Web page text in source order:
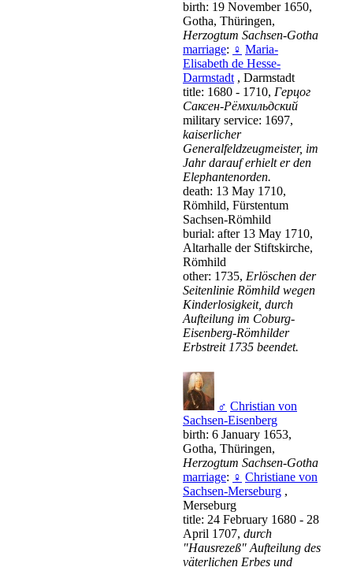
birth: 19 November 1650,
Gotha, Thüringen,
Herzogtum Sachsen-Gotha
marriage: ♀ Maria-
Elisabeth de Hesse-
Darmstadt , Darmstadt
title: 1680 - 1710, Герцог
Саксен-Рёмхильдский
military service: 1697,
kaiserlicher
Generalfeldzeugmeister, im
Jahr darauf erhielt er den
Elephantenorden.
death: 13 May 1710,
Römhild, Fürstentum
Sachsen-Römhild
burial: after 13 May 1710,
Altarhalle der Stiftskirche,
Römhild
other: 1735, Erlöschen der
Seitenlinie Römhild wegen
Kinderlosigkeit, durch
Aufteilung im Coburg-
Eisenberg-Römhilder
Erbstreit 1735 beendet.
♂ Christian von
Sachsen-Eisenberg
birth: 6 January 1653,
Gotha, Thüringen,
Herzogtum Sachsen-Gotha
marriage: ♀ Christiane von
Sachsen-Merseburg ,
Merseburg
title: 24 February 1680 - 28
April 1707, durch
"Hausrezeß" Aufteilung des
väterlichen Erbes und